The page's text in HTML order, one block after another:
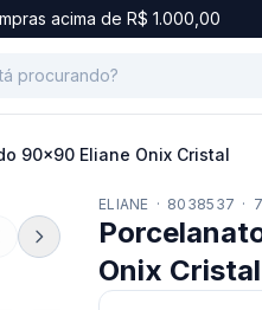
acima de R$ 1.000,00
90x90 Eliane Onix Cristal
ELIANE · 8038537 ·
Onix Cristal